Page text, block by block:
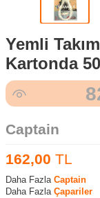
Yemli
Kartonda
Captain
162,00 TL
Daha Fazla Captain
Daha Fazla Çapariler